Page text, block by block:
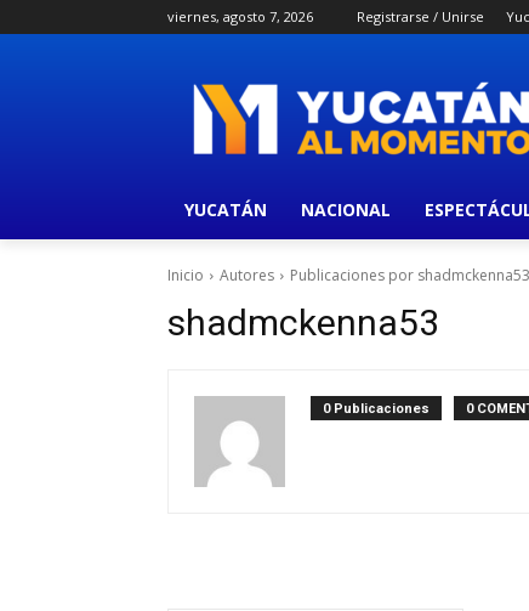
viernes, agosto 7, 2026 Registrarse / Unirse
YUCATÁN NACIONAL
Inicio Autores Publicaciones por shadmckenna53
shadmckenna53
0 Publicaciones 0